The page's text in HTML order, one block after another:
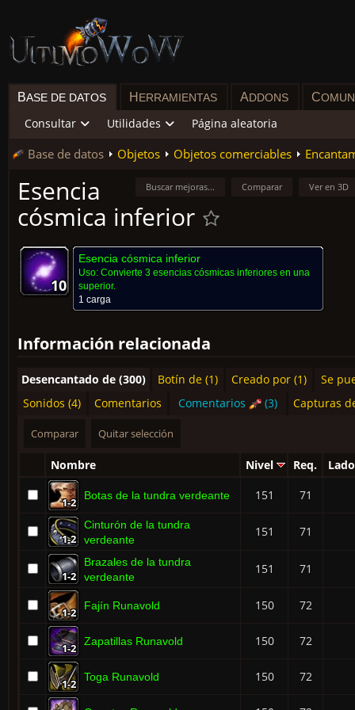
BASE DE DATOS H ERRAMIENTAS ADDONS C
Consultar Utilidades Página aleatoria
Base de datos Objetos Objetos comerciables
Ver en 3D
Comparar
Buscar mejoras...
Esencia
cósmica inferior
10
10
10
10
10
10
10
10
10
Esencia cósmica inferior
Uso: Convierte 3 esencias cósmicas inferiores en una
superior.
1 carga
Información relacionada
Desencantado de (300) Botín de (1) Creado por (1)
Se
Sonidos (4)
Comentarios Comentarios (3) Capturas
Nombre Nivel Req. Lado
1-2
1-2
1-2
1-2
1-2
1-2
1-2
1-2
1-2
Botas de la tundra verdeante 151 71
1-2
1-2
1-2
1-2
1-2
1-2
1-2
1-2
1-2
Cinturón de la tundra
verdeante
151 71
1-2
1-2
1-2
1-2
1-2
1-2
1-2
1-2
1-2
Brazales de la tundra
verdeante
151 71
1-2
1-2
1-2
1-2
1-2
1-2
1-2
1-2
1-2
Fajín Runavold 150 72
1-2
1-2
1-2
1-2
1-2
1-2
1-2
1-2
1-2
Zapatillas Runavold 150 72
1-2
1-2
1-2
1-2
1-2
1-2
1-2
1-2
1-2
Toga Runavold 150 72